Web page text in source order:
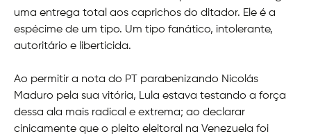
uma entrega total aos caprichos do ditador. Ele é a
espécime de um tipo. Um tipo fanático, intolerante,
autoritário e liberticida.
Ao permitir a nota do PT parabenizando Nicolás
Maduro pela sua vitória, Lula estava testando a força
dessa ala mais radical e extrema; ao declarar
cinicamente que o pleito eleitoral na Venezuela foi